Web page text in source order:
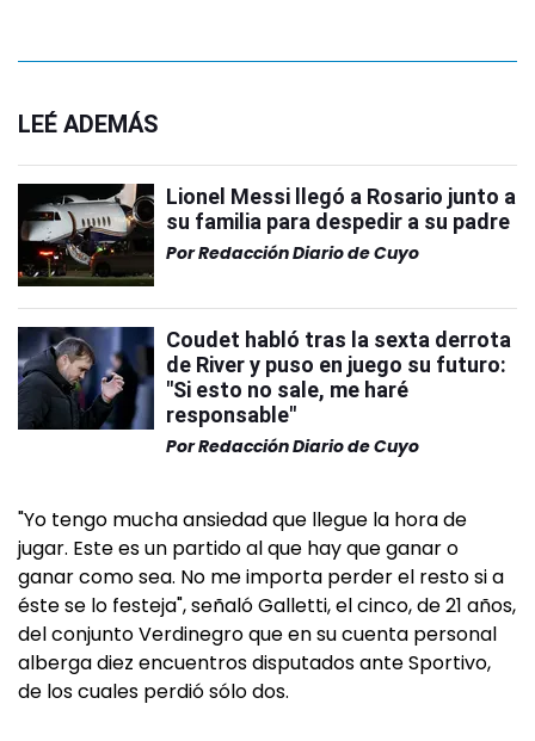
LEÉ ADEMÁS
Lionel Messi llegó a Rosario junto a
su familia para despedir a su padre
PorRedacción Diario de Cuyo
Coudet habló tras la sexta derrota
de River y puso en juego su futuro:
"Si esto no sale, me haré
responsable"
PorRedacción Diario de Cuyo
"Yo tengo mucha ansiedad que llegue la hora de
jugar. Este es un partido al que hay que ganar o
ganar como sea. No me importa perder el resto si a
éste se lo festeja", señaló Galletti, el cinco, de 21 años,
del conjunto Verdinegro que en su cuenta personal
alberga diez encuentros disputados ante Sportivo,
de los cuales perdió sólo dos.